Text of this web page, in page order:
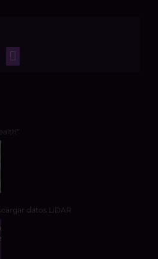
datos LiDAR